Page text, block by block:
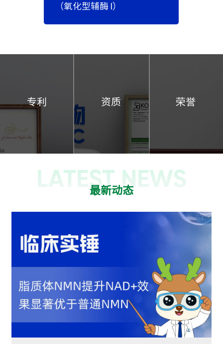
（氧化型辅酶 I）
化妆品OEM
专利 资质 荣誉
LATEST NEWS
最新动态